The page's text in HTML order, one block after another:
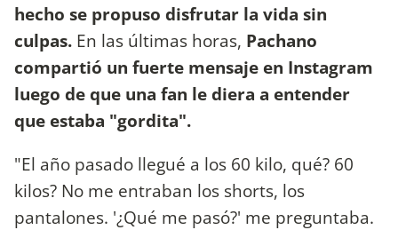
hecho se propuso disfrutar la vida sin
culpas. En las últimas horas, Pachano
compartió un fuerte mensaje en Instagram
luego de que una fan le diera a entender
que estaba "gordita".
"El año pasado llegué a los 60 kilo, qué? 60
kilos? No me entraban los shorts, los
pantalones. '¿Qué me pasó?' me preguntaba.